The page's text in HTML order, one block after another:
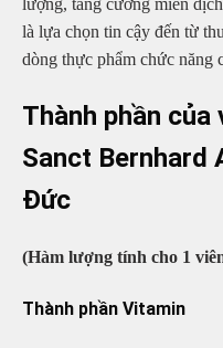
là lựa chọn tin cậy đến từ
dòng thực phẩm chức năng
Thành phần
Sanct Bernhard
Đức
(Hàm lượng tính cho 1
Thành phần Vitamin